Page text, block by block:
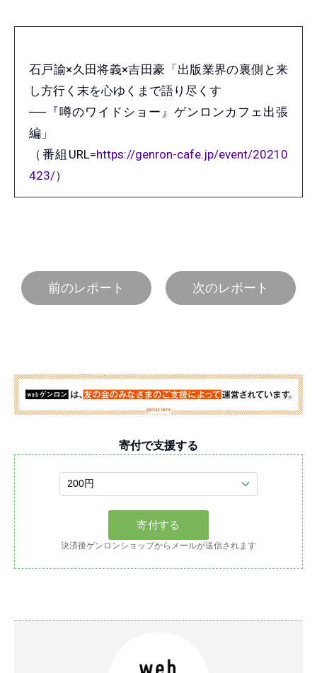
石戸諭×久田将義×吉田豪「出版業界の裏側と来
し方行く末を心ゆくまで語り尽くす
──『噂のワイドショー』ゲンロンカフェ出張
編」
（番組URL=https://genron-cafe.jp/event/20210
423/）
前のレポート 次のレポート
寄付で支援する
決済後ゲンロンショップからメールが送信されます